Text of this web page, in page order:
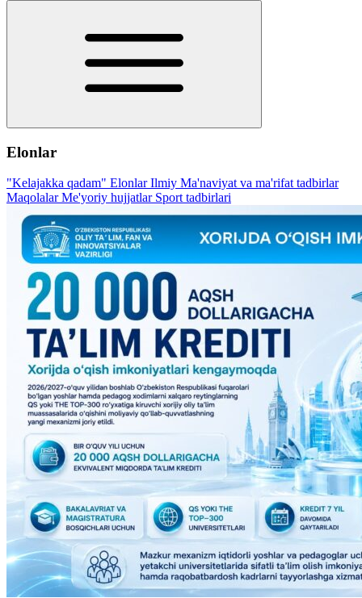
Elonlar
"Kelajakka qadam" ElonlarIlmiy Ma'naviyat va ma'rifat tadbirlar
MaqolalarMe'yoriy hujjatlar Sport tadbirlari